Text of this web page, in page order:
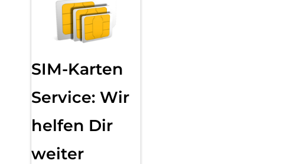
SIM-Karten
Service: Wir
helfen Dir
weiter